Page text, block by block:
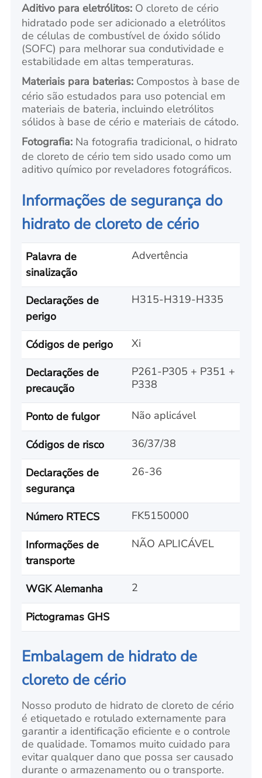
Aditivo para eletrólitos: O cloreto de cério
hidratado pode ser adicionado a eletrólitos
de células de combustível de óxido sólido
(SOFC) para melhorar sua condutividade e
estabilidade em altas temperaturas.
Materiais para baterias: Compostos à base de
cério são estudados para uso potencial em
materiais de bateria, incluindo eletrólitos
sólidos à base de cério e materiais de cátodo.
Fotografia: Na fotografia tradicional, o hidrato
de cloreto de cério tem sido usado como um
aditivo químico por reveladores fotográficos.
Informações de segurança do
hidrato de cloreto de cério
Palavra de
sinalização
Advertência
Declarações de
perigo
H315-H319-H335
Códigos de perigo Xi
Declarações de
precaução
P261-P305 + P351 +
P338
Ponto de fulgor Não aplicável
Códigos de risco 36/37/38
Declarações de
segurança
26-36
Número RTECS FK5150000
Informações de
transporte
NÃO APLICÁVEL
WGK Alemanha 2
Pictogramas GHS
Embalagem de hidrato de
cloreto de cério
Nosso produto de hidrato de cloreto de cério
é etiquetado e rotulado externamente para
garantir a identificação eficiente e o controle
de qualidade. Tomamos muito cuidado para
evitar qualquer dano que possa ser causado
durante o armazenamento ou o transporte.